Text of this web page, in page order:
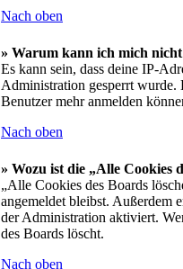
Nach oben
» Warum kann ich mich
Es kann sein, dass deine IP-
Administration gesperrt wurde.
Benutzer mehr anmelden
Nach oben
» Wozu ist die „Alle Cookies
„Alle Cookies des Boards
angemeldet bleibst. Außerdem
der Administration aktiviert.
des Boards löscht.
Nach oben